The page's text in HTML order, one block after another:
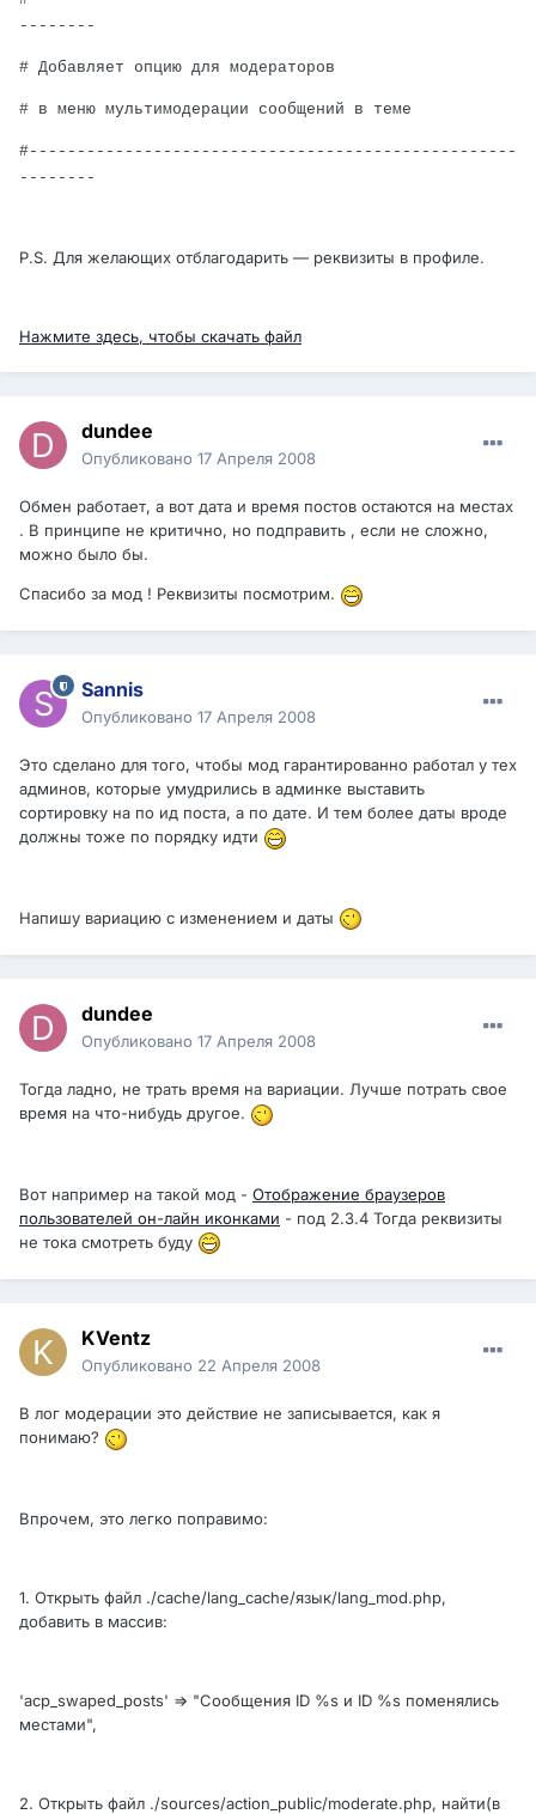
--------
# Добавляет опцию для модераторов
# в меню мультимодерации сообщений в теме
#---------------------------------------------------
--------
P.S. Для желающих отблагодарить — реквизиты в профиле.
Нажмите здесь, чтобы скачать файл
dundee
Опубликовано 17 Апреля 2008
Обмен работает, а вот дата и время постов остаются на местах
. В принципе не критично, но подправить , если не сложно,
можно было бы.
Спасибо за мод ! Реквизиты посмотрим.
Sannis
Опубликовано 17 Апреля 2008
Это сделано для того, чтобы мод гарантированно работал у тех
админов, которые умудрились в админке выставить
сортировку на по ид поста, а по дате. И тем более даты вроде
должны тоже по порядку идти
Напишу вариацию с изменением и даты
dundee
Опубликовано 17 Апреля 2008
Тогда ладно, не трать время на вариации. Лучше потрать свое
время на что-нибудь другое.
Вот например на такой мод - Отображение браузеров
пользователей он-лайн иконками - под 2.3.4 Тогда реквизиты
не тока смотреть буду
KVentz
Опубликовано 22 Апреля 2008
В лог модерации это действие не записывается, как я
понимаю?
Впрочем, это легко поправимо:
1. Открыть файл ./cache/lang_cache/язык/lang_mod.php,
добавить в массив:
'acp_swaped_posts' => "Сообщения ID %s и ID %s поменялись
местами",
2. Открыть файл ./sources/action_public/moderate.php, найти(в